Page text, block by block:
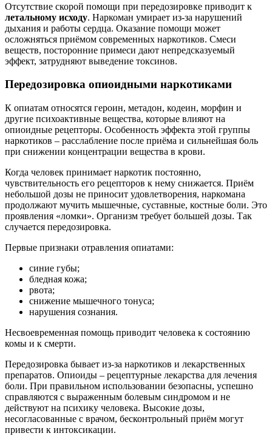
Отсутствие скорой помощи при передозировке приводит к
летальному исходу. Наркоман умирает из-за нарушений
дыхания и работы сердца. Оказание помощи может
осложняться приёмом современных наркотиков. Смеси
веществ, посторонние примеси дают непредсказуемый
эффект, затрудняют выведение токсинов.
Передозировка опиоидными наркотиками
К опиатам относятся героин, метадон, кодеин, морфин и
другие психоактивные вещества, которые влияют на
опиоидные рецепторы. Особенность эффекта этой группы
наркотиков – расслабление после приёма и сильнейшая боль
при снижении концентрации вещества в крови.
Когда человек принимает наркотик постоянно,
чувствительность его рецепторов к нему снижается. Приём
небольшой дозы не приносит удовлетворения, наркомана
продолжают мучить мышечные, суставные, костные боли. Это
проявления «ломки». Организм требует большей дозы. Так
случается передозировка.
Первые признаки отравления опиатами:
синие губы;
бледная кожа;
рвота;
снижение мышечного тонуса;
нарушения сознания.
Несвоевременная помощь приводит человека к состоянию
комы и к смерти.
Передозировка бывает из-за наркотиков и лекарственных
препаратов. Опиоиды – рецептурные лекарства для лечения
боли. При правильном использовании безопасны, успешно
справляются с выраженным болевым синдромом и не
действуют на психику человека. Высокие дозы,
несогласованные с врачом, бесконтрольный приём могут
привести к интоксикации.